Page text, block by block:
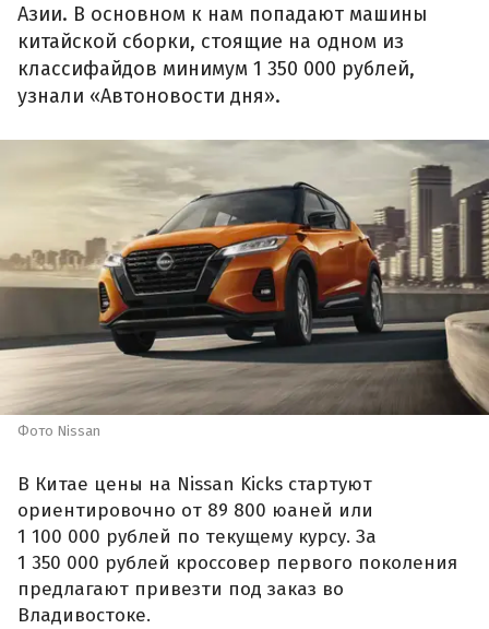
Азии. В основном к нам попадают машины
китайской сборки, стоящие на одном из
классифайдов минимум 1 350 000 рублей,
узнали «Автоновости дня».
Фото Nissan
В Китае цены на Nissan Kicks стартуют
ориентировочно от 89 800 юаней или
1 100 000 рублей по текущему курсу. За
1 350 000 рублей кроссовер первого поколения
предлагают привезти под заказ во
Владивостоке.